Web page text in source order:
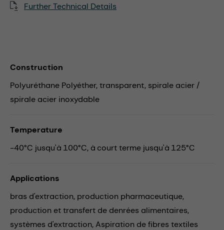
Further Technical Details
Construction
Polyuréthane Polyéther, transparent, spirale acier /
spirale acier inoxydable
Temperature
-40°C jusqu'à 100°C, à court terme jusqu'à 125°C
Applications
bras d'extraction, production pharmaceutique,
production et transfert de denrées alimentaires,
systèmes d'extraction,Aspiration de fibres textiles